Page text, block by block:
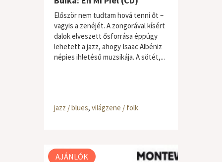
Először nem tudtam hová tenni őt –
vagyis a zenéjét. A zongorával kísért
dalok elveszett ősforrása éppúgy
lehetett a jazz, ahogy Isaac Albéniz
népies ihletésű muzsikája. A sötét,...
jazz / blues, világzene / folk
AJÁNLÓK